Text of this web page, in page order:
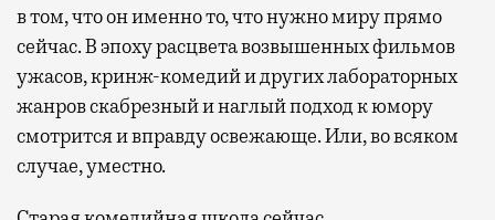
в том, что он именно то, что нужно миру прямо
сейчас. В эпоху расцвета возвышенных фильмов
ужасов, кринж-комедий и других лабораторных
жанров скабрезный и наглый подход к юмору
смотрится и вправду освежающе. Или, во всяком
случае, уместно.